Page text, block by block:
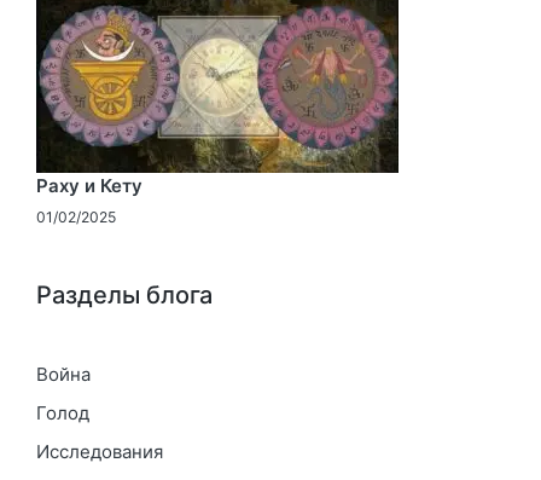
Раху и Кету
01/02/2025
Разделы блога
Война
Голод
Исследования